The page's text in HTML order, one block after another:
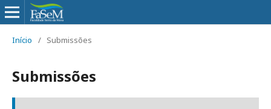
Início / Submissões
Submissões